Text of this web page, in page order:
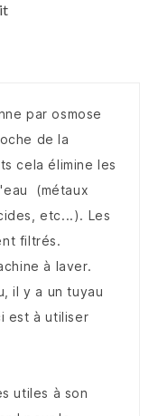
par osmose
de la
cela élimine les
(métaux
etc...). Les
filtrés.
à laver.
il y a un tuyau
est à utiliser
utiles à son